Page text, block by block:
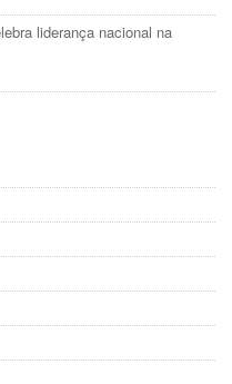
liderança nacional na